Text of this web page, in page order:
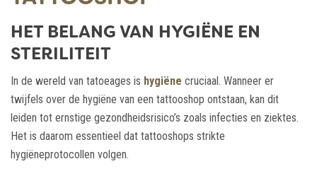
HET BELANG VAN HYGIËNE EN
STERILITEIT
In de wereld van tatoeages is hygiëne cruciaal. Wanneer er
twijfels over de hygiëne van een tattooshop ontstaan, kan dit
leiden tot ernstige gezondheidsrisico’s zoals infecties en ziektes.
Het is daarom essentieel dat tattooshops strikte
hygiëneprotocollen volgen.